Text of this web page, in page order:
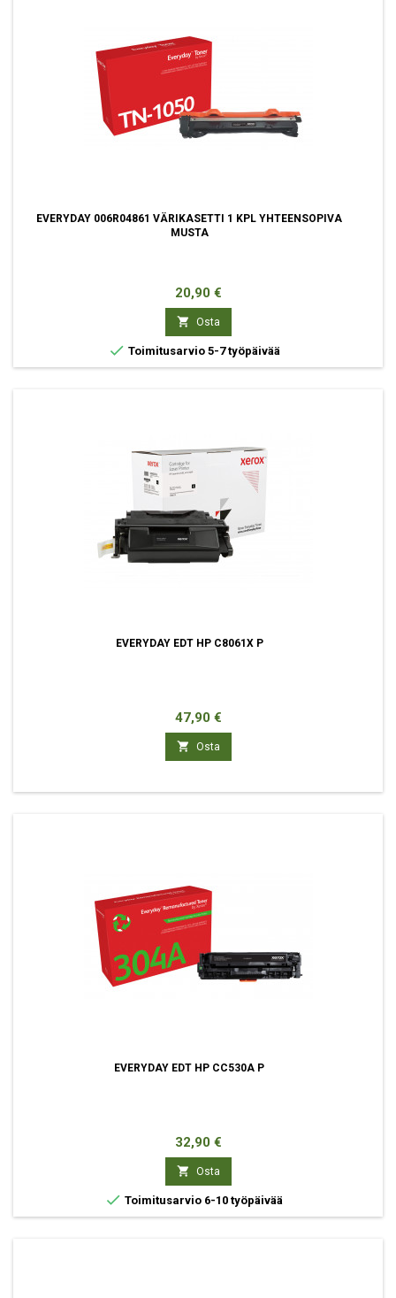
EVERYDAY 006R04861 VÄRIKASETTI 1 KPL YHTEENSOPIVA
MUSTA
Hinta
20,90 €
 Osta
 Toimitusarvio 5-7 työpäivää
EVERYDAY EDT HP C8061X P
Hinta
47,90 €
 Osta
EVERYDAY EDT HP CC530A P
Hinta
32,90 €
 Osta
 Toimitusarvio 6-10 työpäivää